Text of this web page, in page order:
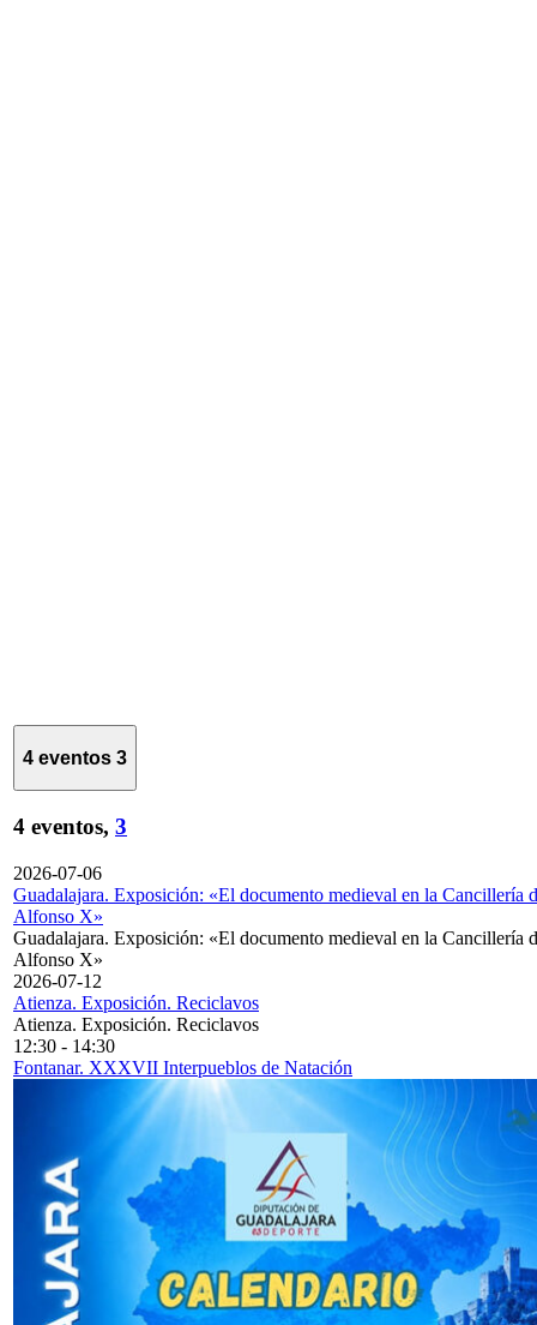
4 eventos 3
4 eventos, 3
2026-07-06
Guadalajara. Exposición: «El documento medieval en la Cancillería
Alfonso X»
Guadalajara. Exposición: «El documento medieval en la Cancillería
Alfonso X»
2026-07-12
Atienza. Exposición. Reciclavos
Atienza. Exposición. Reciclavos
12:30 - 14:30
Fontanar. XXXVII Interpueblos de Natación